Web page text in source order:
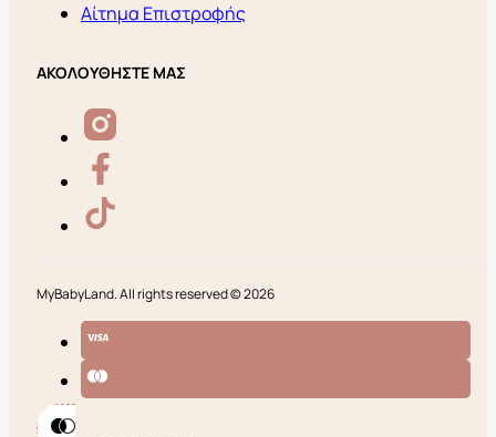
Αίτημα Επιστροφής
ΑΚΟΛΟΥΘΗΣΤΕ ΜΑΣ
MyBabyLand. All rights reserved © 2026